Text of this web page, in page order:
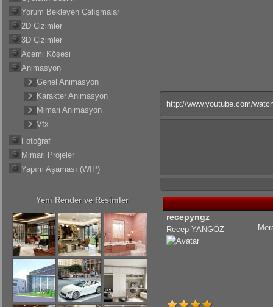
http://www.youtube.com/
recepyngz
Recep YANGÖZ
Yorum Bekleyen Çalışmalar
2D Çizimler
3D Çizimler
Acemi Köşesi
Animasyon
Genel Animasyon
Karakter Animasyon
Mimari Animasyon
Vfx
Fotoğraf
Mimari Projeler
Yapım Aşaması (WIP)
Yeni Render ve Resimler